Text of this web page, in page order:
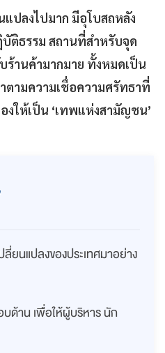
ปลงไปมาก มีอุโบสถหลัง
ติธรรม สถานที่สำหรับจุด
านค้ามากมาย ทั้งหมดเป็น
ตามความเชื่อความศรัทธาที่
งให้เป็น ‘เทพแห่งสามัญชน’
ยนแปลงของประเทศมาอย่าง
ด้าน เพื่อให้ผู้บริหาร นัก